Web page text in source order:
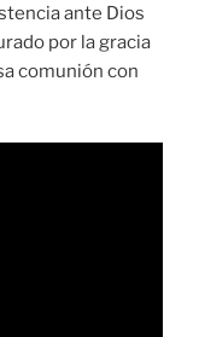
ante Dios
por la gracia
comunión con